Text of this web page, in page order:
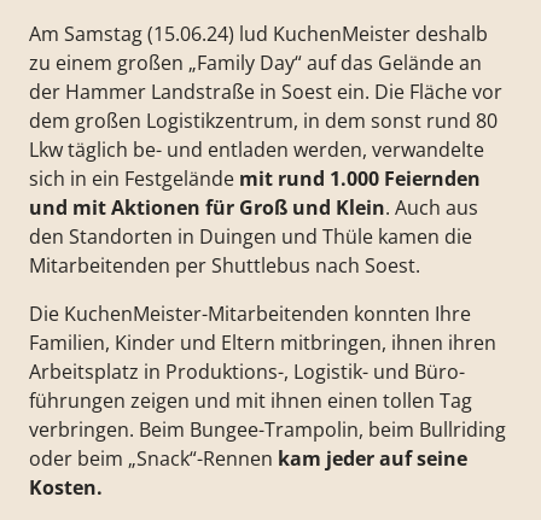
Am Samstag (15.06.24) lud KuchenMeister deshalb
zu einem großen „Family Day“ auf das Gelände an
der Hammer Landstraße in Soest ein. Die Fläche vor
dem großen Logistikzentrum, in dem sonst rund 80
Lkw täglich be- und entladen werden, verwandelte
sich in ein Festgelände mit rund 1.000 Feiernden
und mit Aktionen für Groß und Klein. Auch aus
den Standorten in Duingen und Thüle kamen die
Mitarbeitenden per Shuttlebus nach Soest.
Die KuchenMeister-Mitarbeitenden konnten Ihre
Familien, Kinder und Eltern mitbringen, ihnen ihren
Arbeitsplatz in Produktions-, Logistik- und Büro-
führungen zeigen und mit ihnen einen tollen Tag
verbringen. Beim Bungee-Trampolin, beim Bullriding
oder beim „Snack“-Rennen kam jeder auf seine
Kosten.